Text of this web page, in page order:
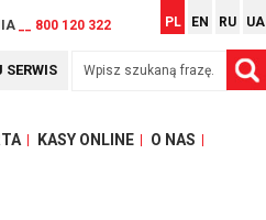
__ 800 120 322 PL EN RU UA
SERWIS
KASY ONLINE O NAS